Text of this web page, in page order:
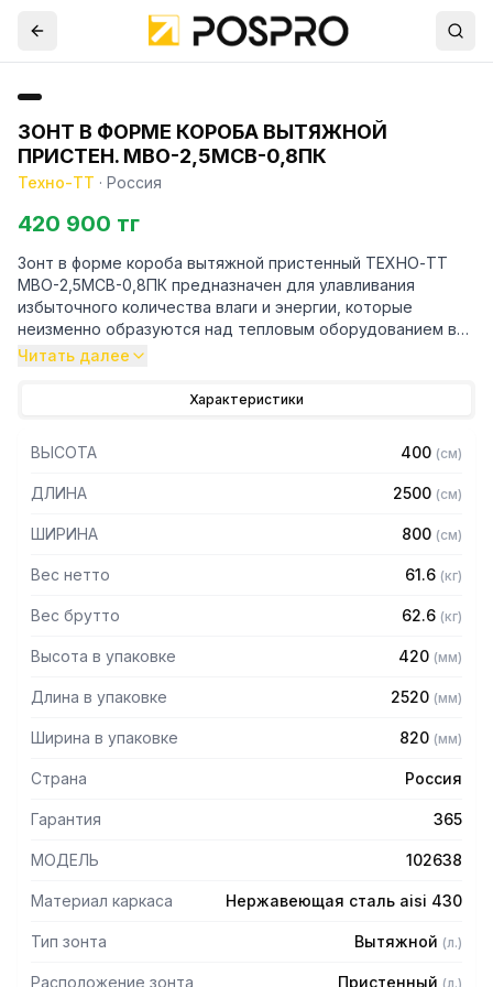
ЗОНТ В ФОРМЕ КОРОБА ВЫТЯЖНОЙ
ПРИСТЕН. МВО-2,5МСВ-0,8ПК
Техно-ТТ · Россия
420 900 тг
Зонт в форме короба вытяжной пристенный ТЕХНО-ТТ
МВО-2,5МСВ-0,8ПК предназначен для улавливания
избыточного количества влаги и энергии, которые
неизменно образуются над тепловым оборудованием в
процессе готовки.
Кроме того, зонт втягивает в себя продукты сгорания и
оборудование формирует микроклимат в помещении и
защищает сотрудников горячего цеха.
Особенности:
— Вытяжной пристенный в форме короба
— Материал: нержавеющая сталь AISI 430 толщиной
— С лабиринтными фильтрами (жироуловителями)
Читать далее
Характеристики
ВЫСОТА 400 (см)
ДЛИНА 2500 (см)
ШИРИНА 800 (см)
Вес нетто 61.6 (кг)
Вес брутто 62.6 (кг)
Высота в упаковке 420 (мм)
Длина в упаковке 2520 (мм)
Ширина в упаковке 820 (мм)
Страна Россия
Гарантия 365
МОДЕЛЬ 102638
Материал каркаса Нержавеющая сталь aisi 430
Тип зонта Вытяжной (л.)
Расположение зонта Пристенный (л.)